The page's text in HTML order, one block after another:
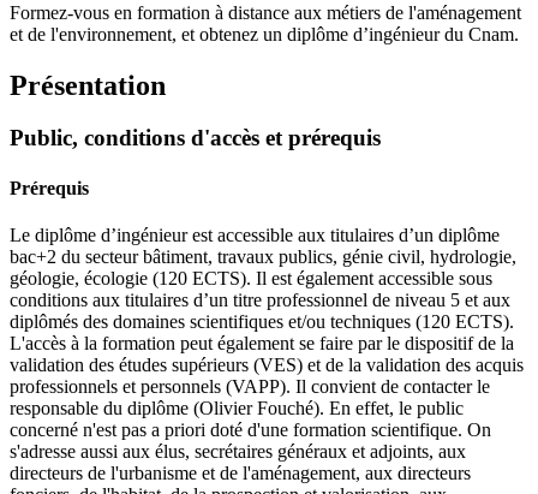
Formez-vous en formation à distance aux métiers de l'aménagement
et de l'environnement, et obtenez un diplôme d’ingénieur du Cnam.
Présentation
Public, conditions d'accès et prérequis
Prérequis
Le diplôme d’ingénieur est accessible aux titulaires d’un diplôme
bac+2 du secteur bâtiment, travaux publics, génie civil, hydrologie,
géologie, écologie (120 ECTS). Il est également accessible sous
conditions aux titulaires d’un titre professionnel de niveau 5 et aux
diplômés des domaines scientifiques et/ou techniques (120 ECTS).
L'accès à la formation peut également se faire par le dispositif de la
validation des études supérieurs (VES) et de la validation des acquis
professionnels et personnels (VAPP). Il convient de contacter le
responsable du diplôme (Olivier Fouché). En effet, le public
concerné n'est pas a priori doté d'une formation scientifique. On
s'adresse aussi aux élus, secrétaires généraux et adjoints, aux
directeurs de l'urbanisme et de l'aménagement, aux directeurs